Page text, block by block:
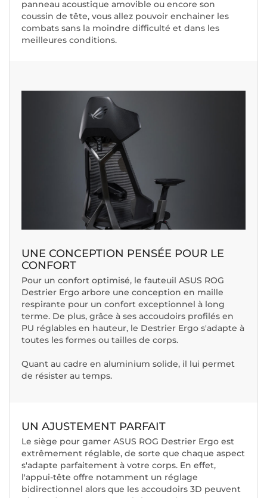
panneau acoustique amovible ou encore son
coussin de tête, vous allez pouvoir enchainer les
combats sans la moindre difficulté et dans les
meilleures conditions.
UNE CONCEPTION PENSÉE POUR LE
CONFORT
Pour un confort optimisé, le fauteuil ASUS ROG
Destrier Ergo arbore une conception en maille
respirante pour un confort exceptionnel à long
terme. De plus, grâce à ses accoudoirs profilés en
PU réglables en hauteur, le Destrier Ergo s'adapte à
toutes les formes ou tailles de corps.
Quant au cadre en aluminium solide, il lui permet
de résister au temps.
UN AJUSTEMENT PARFAIT
Le siège pour gamer ASUS ROG Destrier Ergo est
extrêmement réglable, de sorte que chaque aspect
s'adapte parfaitement à votre corps. En effet,
l'appui-tête offre notamment un réglage
bidirectionnel alors que les accoudoirs 3D peuvent